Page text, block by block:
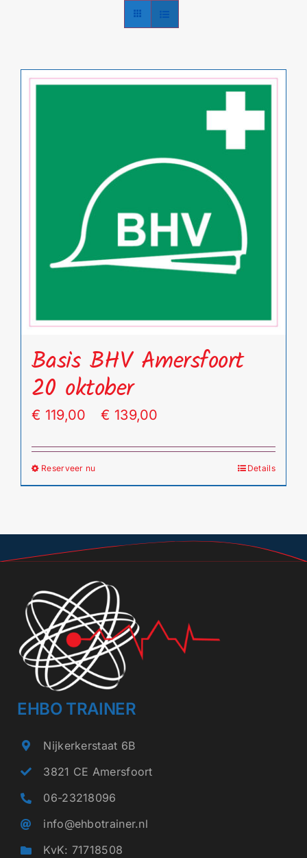
Basis BHV Amersfoort
20 oktober
€ 119,00 € 139,00
€ 139,00
Reserveer nuDit
meerdere
variaties.
Deze
optie
kan
gekozen
worden
op
productpagina
Details
EHBO TRAINER
Nijkerkerstaat 6B
3821 CE Amersfoort
06-23218096
info@ehbotrainer.nl
KvK: 71718508